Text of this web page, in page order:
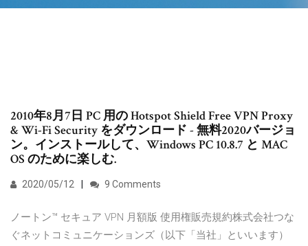
2010年8月7日 PC 用の Hotspot Shield Free VPN Proxy
& Wi-Fi Security をダウンロード - 無料2020バージョ
ン。インストールして、Windows PC 10.8.7 と MAC
OS のために楽しむ.
2020/05/12 9 Comments
ノートン™ セキュア VPN 月額版 使用権販売規約株式会社つな
ぐネットコミュニケーションズ（以下「当社」といいます）